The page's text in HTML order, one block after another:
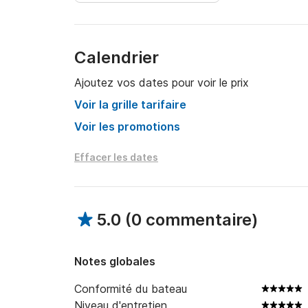
Location de glacière 15€
moi un message par la messagerie Scansail,
À bientôt !
Calendrier
Ajoutez vos dates pour voir le prix
Voir la grille tarifaire
Voir les promotions
Effacer les dates
5.0 (0 commentaire)
Notes globales
Conformité du bateau
Niveau d'entretien